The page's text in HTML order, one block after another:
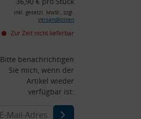
inkl. gesetzl. MwSt., zzgl.
Versandkosten
Zur Zeit nicht lieferbar
Bitte benachrichtigen
Sie mich, wenn der
Artikel wieder
verfügbar ist: